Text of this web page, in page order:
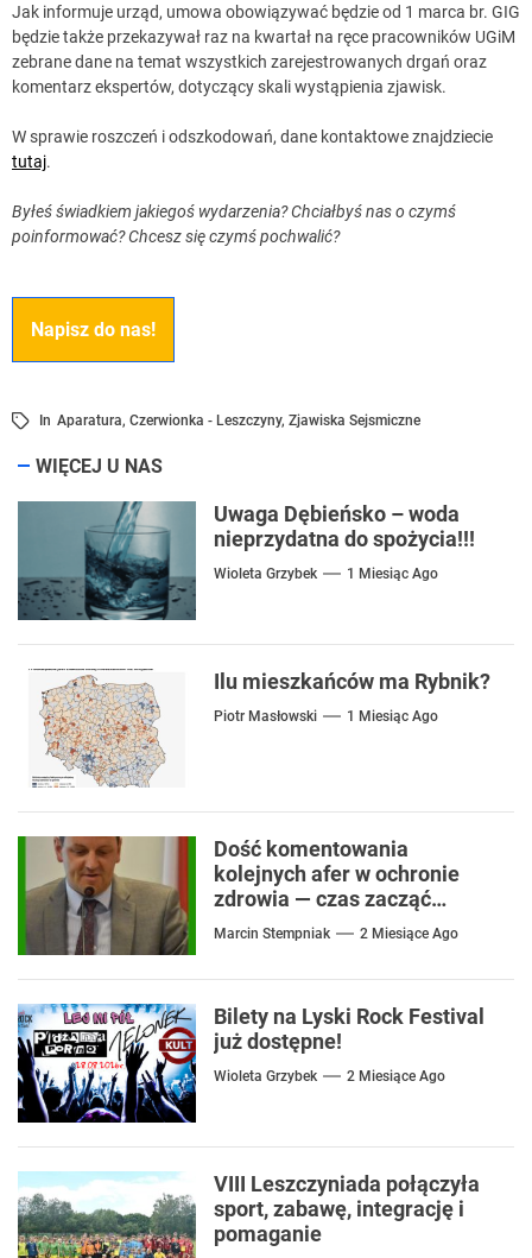
Jak informuje urząd, umowa obowiązywać będzie od 1 marca br. GIG
będzie także przekazywał raz na kwartał na ręce pracowników UGiM
zebrane dane na temat wszystkich zarejestrowanych drgań oraz
komentarz ekspertów, dotyczący skali wystąpienia zjawisk.
W sprawie roszczeń i odszkodowań, dane kontaktowe znajdziecie
tutaj.
Byłeś świadkiem jakiegoś wydarzenia? Chciałbyś nas o czymś
poinformować?Chcesz się czymś pochwalić?
Napisz do nas!
In Aparatura, Czerwionka - Leszczyny, Zjawiska Sejsmiczne
WIĘCEJ U NAS
Uwaga Dębieńsko – woda
nieprzydatna do spożycia!!!
Wioleta Grzybek 1 Miesiąc Ago
Ilu mieszkańców ma Rybnik?
Piotr Masłowski 1 Miesiąc Ago
Dość komentowania
kolejnych afer w ochronie
zdrowia — czas zacząć
mówić o rozwiązaniach
Marcin Stempniak 2 Miesiące Ago
Bilety na Lyski Rock Festival
już dostępne!
Wioleta Grzybek 2 Miesiące Ago
VIII Leszczyniada połączyła
sport, zabawę, integrację i
pomaganie